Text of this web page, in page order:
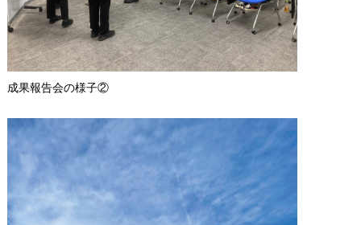
成果報告会の様子②